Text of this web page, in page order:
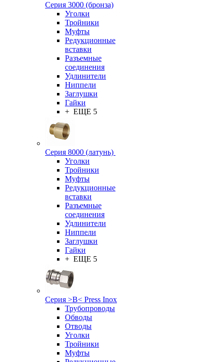
Серия 3000 (бронза)
Уголки
Тройники
Муфты
Редукционные
вставки
Разъемные
соединения
Удлинители
Ниппели
Заглушки
Гайки
+ ЕЩЕ 5
Серия 8000 (латунь)
Уголки
Тройники
Муфты
Редукционные
вставки
Разъемные
соединения
Удлинители
Ниппели
Заглушки
Гайки
+ ЕЩЕ 5
Серия >B< Press Inox
Трубопроводы
Обводы
Отводы
Уголки
Тройники
Муфты